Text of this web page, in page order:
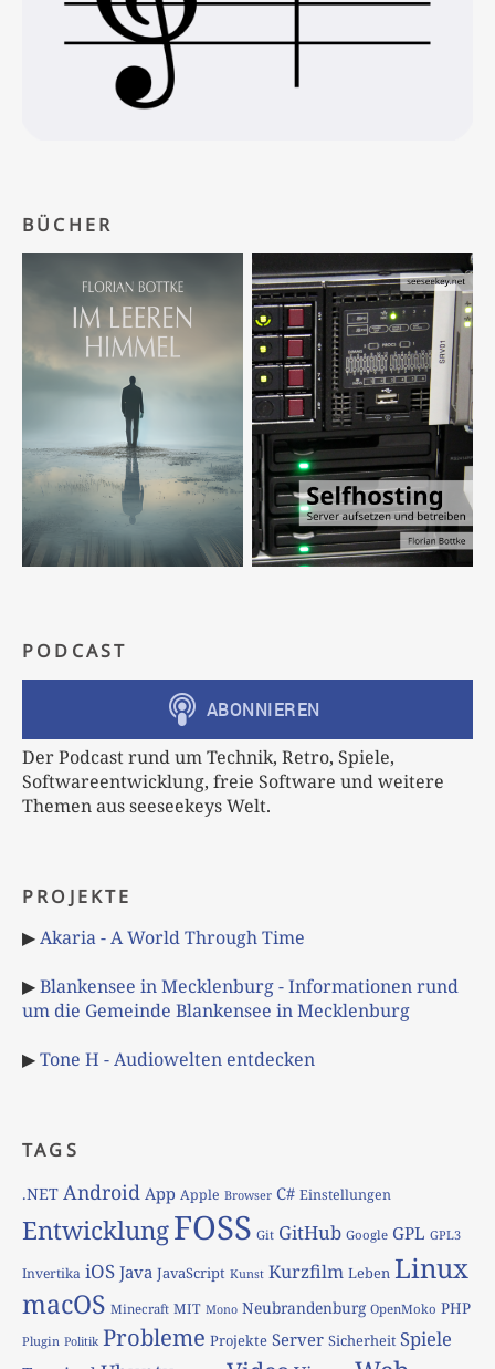
BÜCHER
PODCAST
Der Podcast rund um Technik, Retro, Spiele,
Softwareentwicklung, freie Software und weitere
Themen aus seeseekeys Welt.
PROJEKTE
▶Akaria - A World Through Time
▶Blankensee in Mecklenburg - Informationen rund
um die Gemeinde Blankensee in Mecklenburg
▶Tone H - Audiowelten entdecken
TAGS
.NET Android App Apple Browser C# Einstellungen
EntwicklungFOSS Git GitHub Google GPL GPL3
Invertika iOS Java JavaScript Kunst Kurzfilm Leben Linux
macOS Minecraft MIT Mono Neubrandenburg OpenMoko PHP
Plugin Politik Probleme Projekte Server Sicherheit Spiele